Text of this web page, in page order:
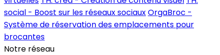
social - Boost sur les réseaux sociauxOrgaBroc -
Système de réservation des emplacements pour
brocantes
Notre réseau